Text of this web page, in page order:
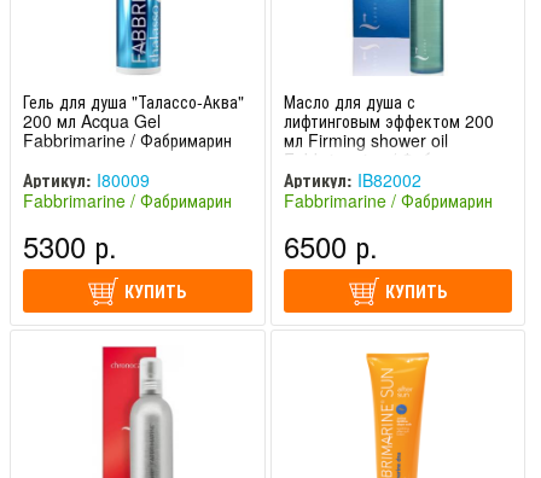
Гель для душа "Талассо-Аква"
200 мл Acqua Gel
Fabbrimarine / Фабримарин
Артикул: I80009
Fabbrimarine / Фабримарин
5300 р.
КУПИТЬ
Масло для душа с
лифтинговым эффектом 200
мл Firming shower oil
Fabbrimarine / Фабримарин
Артикул: IB82002
Fabbrimarine / Фабримарин
6500 р.
КУПИТЬ